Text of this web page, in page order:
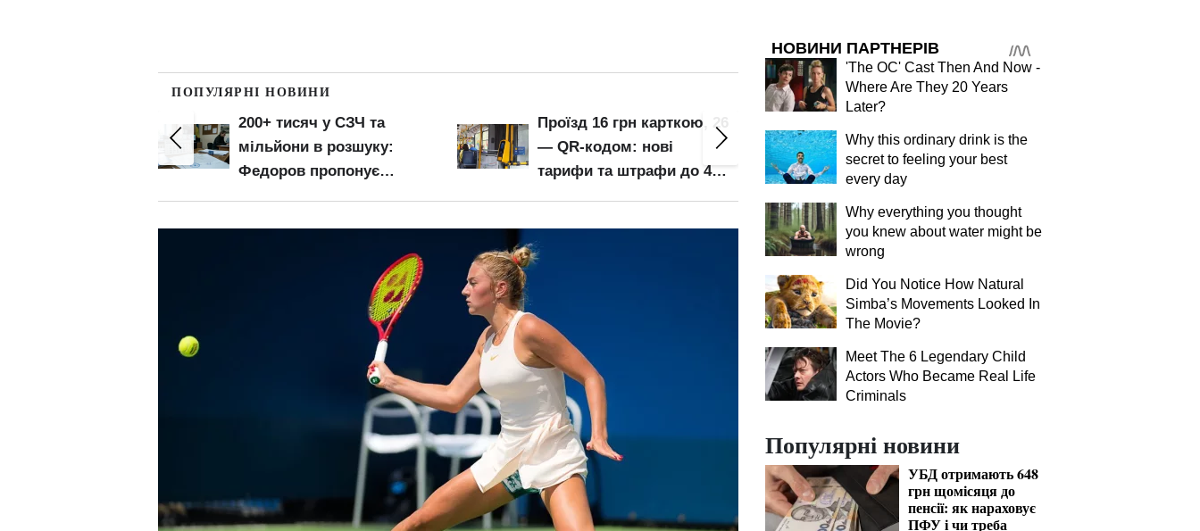
ПОПУЛЯРНІ НОВИНИ
200+ тисяч у СЗЧ та
мільйони в розшуку:
Федоров пропонує
Проїзд 16 грн карткою, 26
— QR-кодом: нові
тарифи та штрафи до 460
кордоні з Польщею:
ДПСУ радить уникати
вихідних
НОВИНИ ПАРТНЕРІВ
'The OC' Cast Then And Now -
Where Are They 20 Years
Later?
Why this ordinary drink is the
secret to feeling your best
every day
Why everything you thought
you knew about water might be
wrong
Did You Notice How Natural
Simba’s Movements Looked In
The Movie?
Meet The 6 Legendary Child
Actors Who Became Real Life
Criminals
Популярні новини
УБД отримають 648
грн щомісяця до
пенсії: як нараховує
ПФУ і чи треба